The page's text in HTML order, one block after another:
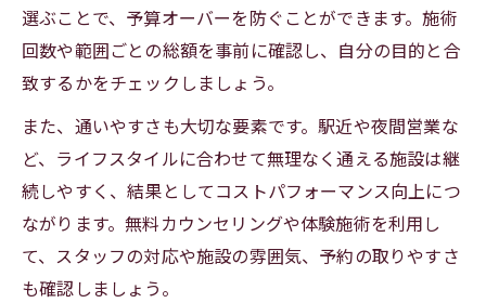
選ぶことで、予算オーバーを防ぐことができます。施術
回数や範囲ごとの総額を事前に確認し、自分の目的と合
致するかをチェックしましょう。
また、通いやすさも大切な要素です。駅近や夜間営業な
ど、ライフスタイルに合わせて無理なく通える施設は継
続しやすく、結果としてコストパフォーマンス向上につ
ながります。無料カウンセリングや体験施術を利用し
て、スタッフの対応や施設の雰囲気、予約の取りやすさ
も確認しましょう。